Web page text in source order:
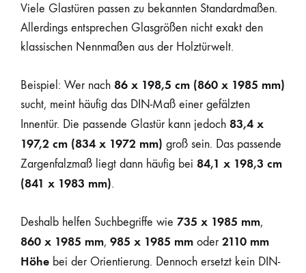
Viele Glastüren passen zu bekannten Standardmaßen.
Allerdings entsprechen Glasgrößen nicht exakt den
klassischen Nennmaßen aus der Holztürwelt.
Beispiel: Wer nach 86 x 198,5 cm (860 x 1985 mm)
sucht, meint häufig das DIN-Maß einer gefälzten
Innentür. Die passende Glastür kann jedoch 83,4 x
197,2 cm (834 x 1972 mm) groß sein. Das passende
Zargenfalzmaß liegt dann häufig bei 84,1 x 198,3 cm
(841 x 1983 mm).
Deshalb helfen Suchbegriffe wie 735 x 1985 mm,
860 x 1985 mm, 985 x 1985 mm oder2110 mm
Höhe bei der Orientierung. Dennoch ersetzt kein DIN-